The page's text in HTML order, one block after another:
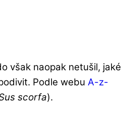
však naopak netušil, jaké
Podle webu A-z-
scorfa).